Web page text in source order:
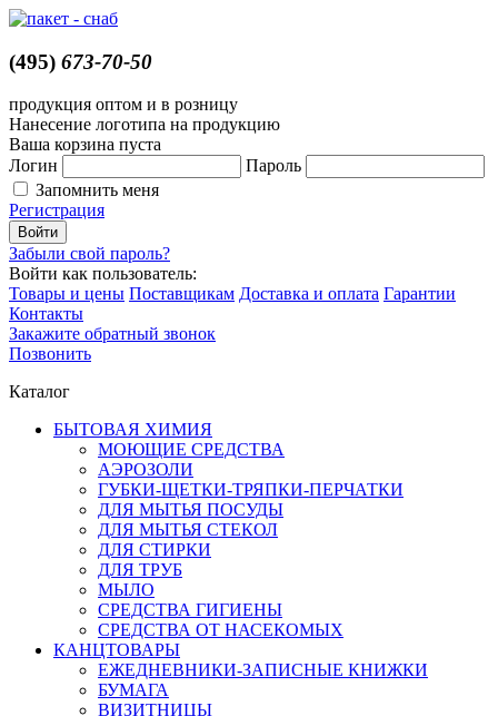
(495) 673-70-50
продукция оптом и в розницу
Нанесение логотипа на продукцию
Ваша корзина пуста
Логин
Пароль
Запомнить меня
Регистрация
Забыли свой пароль?
Войти как пользователь:
Товары и цены Поставщикам Доставка и оплата Гарантии
Контакты
Закажите обратный звонок
Позвонить
Каталог
БЫТОВАЯ ХИМИЯ
МОЮЩИЕ СРЕДСТВА
АЭРОЗОЛИ
ГУБКИ-ЩЕТКИ-ТРЯПКИ-ПЕРЧАТКИ
ДЛЯ МЫТЬЯ ПОСУДЫ
ДЛЯ МЫТЬЯ СТЕКОЛ
ДЛЯ СТИРКИ
ДЛЯ ТРУБ
МЫЛО
СРЕДСТВА ГИГИЕНЫ
СРЕДСТВА ОТ НАСЕКОМЫХ
КАНЦТОВАРЫ
ЕЖЕДНЕВНИКИ-ЗАПИСНЫЕ КНИЖКИ
БУМАГА
ВИЗИТНИЦЫ